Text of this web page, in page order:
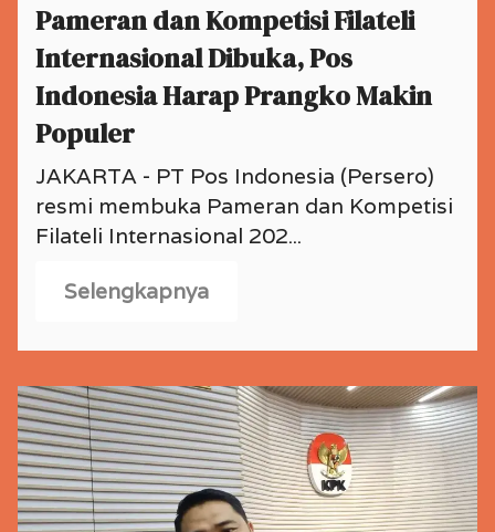
Pameran dan Kompetisi Filateli
Internasional Dibuka, Pos
Indonesia Harap Prangko Makin
Populer
JAKARTA - PT Pos Indonesia (Persero)
resmi membuka Pameran dan Kompetisi
Filateli Internasional 202...
Selengkapnya